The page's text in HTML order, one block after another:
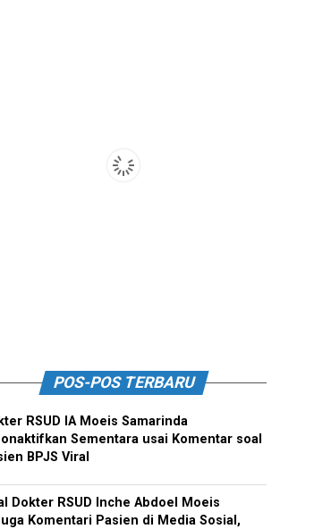
POS-POS TERBARU
RSUD IA Moeis Samarinda
Sementara usai Komentar soal
BPJS Viral
Dokter RSUD Inche Abdoel Moeis
Komentari Pasien di Media Sosial,